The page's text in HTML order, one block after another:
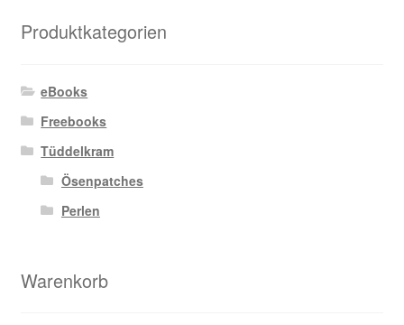
Produktkategorien
eBooks
Freebooks
Tüddelkram
Ösenpatches
Perlen
Warenkorb